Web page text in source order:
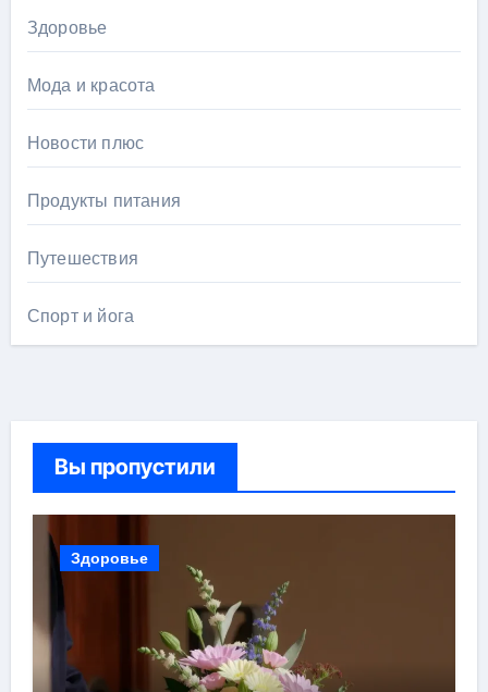
Здоровье
Мода и красота
Новости плюс
Продукты питания
Путешествия
Спорт и йога
Вы пропустили
Здоровье